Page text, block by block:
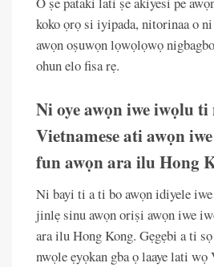
koko ọrọ si iyipada, nitorinaa o
awọn oṣuwọn lọwọlọwọ
ohun elo fisa rẹ.
Ni oye awọn iwe iwọlu
Vietnamese ati awọn
fun awọn ara ilu Hong
Ni bayi ti a ti bo awọn idiyele
jinlẹ sinu awọn oriṣi awọn iwe
ara ilu Hong Kong. Gẹgẹbi a ti
nwọle ẹyọkan gba ọ laaye lati